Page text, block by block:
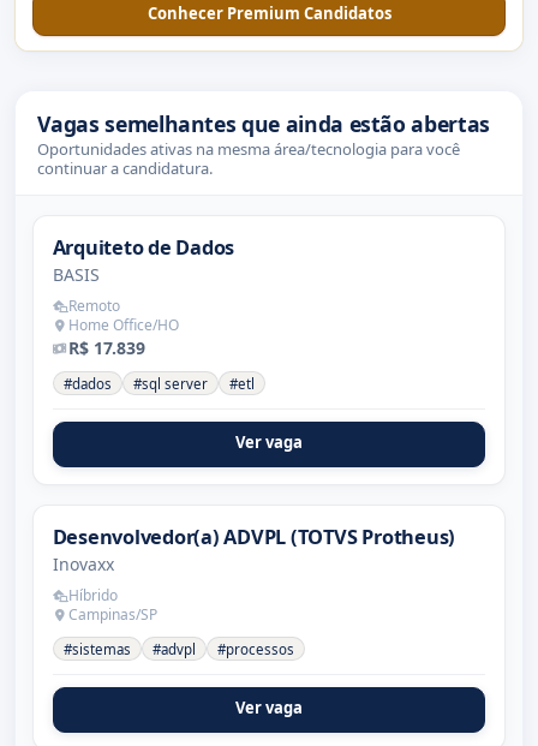
Conhecer Premium Candidatos
Vagas semelhantes que ainda estão abertas
Oportunidades ativas na mesma área/tecnologia para você
continuar a candidatura.
Arquiteto de Dados
BASIS
Remoto
Home Office/HO
R$ 17.839
#dados #sql server #etl
Ver vaga
Desenvolvedor(a) ADVPL (TOTVS Protheus)
Inovaxx
Híbrido
Campinas/SP
#sistemas #advpl #processos
Ver vaga